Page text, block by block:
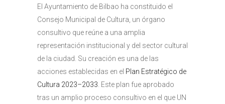
El Ayuntamiento de Bilbao ha constituido el
Consejo Municipal de Cultura, un órgano
consultivo que reúne a una amplia
representación institucional y del sector cultural
de la ciudad. Su creación es una de las
acciones establecidas en el Plan Estratégico de
Cultura 2023–2033 . Este plan fue aprobado
tras un amplio proceso consultivo en el que UN